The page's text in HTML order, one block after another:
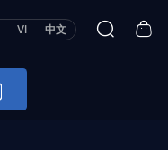
VI 中文